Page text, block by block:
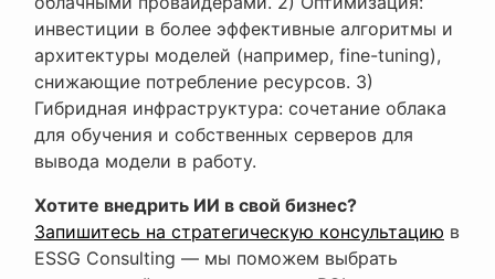
инвестиции в более эффективные алгоритмы и
архитектуры моделей (например, fine-tuning),
снижающие потребление ресурсов. 3)
Гибридная инфраструктура: сочетание облака
для обучения и собственных серверов для
вывода модели в работу.
Хотите внедрить ИИ в свой бизнес?
Запишитесь на стратегическую консультацию в
ESSG Consulting — мы поможем выбрать